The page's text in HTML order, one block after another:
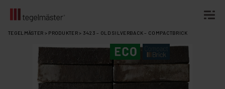
Fortsätt
innehållet
TEGELMÄSTER > PRODUKTER> 3423 – OLD SILVERBACK – COMPACTBRICK